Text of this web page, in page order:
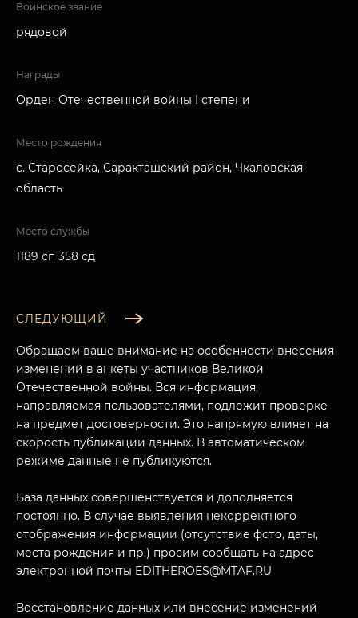
МУЗЕЙНЫЙ КОМПЛЕКС
ПОСЕТИТЕЛЯМ
Воинское звание
рядовой
Награды
Орден Отечественной войны I степени
Место рождения
с. Старосейка, Саракташский район, Чкаловская
область
Место службы
1189 сп 358 сд
СЛЕДУЮЩИЙ
Обращаем ваше внимание на особенности внесения
изменений в анкеты участников Великой
Отечественной войны. Вся информация,
направляемая пользователями, подлежит проверке
на предмет достоверности. Это напрямую влияет на
скорость публикации данных. В автоматическом
режиме данные не публикуются.
База данных совершенствуется и дополняется
постоянно. В случае выявления некорректного
отображения информации (отсутствие фото, даты,
места рождения и пр.) просим сообщать на адрес
электронной почты EDITHEROES@MTAF.RU
Восстановление данных или внесение изменений